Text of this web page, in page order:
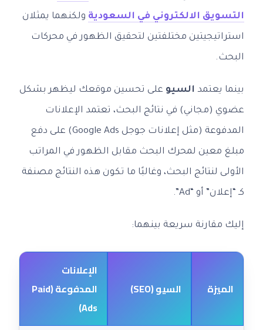
التسويق الالكتروني في السعودية ولكنهما يمثلان
استراتيجيتين مختلفتين لتحقيق الظهور في محركات
البحث.
بينما يعتمد السيو على تحسين موقعك ليظهر بشكل
عضوي (مجاني) في نتائج البحث، تعتمد الإعلانات
المدفوعة (مثل إعلانات جوجل Google Ads) على دفع
مبلغ معين لمحرك البحث مقابل الظهور في المراتب
الأولى لنتائج البحث، وغالبًا ما تكون هذه النتائج مصنفة
كـ “إعلان” أو “Ad”.
إليك مقارنة سريعة بينهما:
الميزة السيو (SEO)
الإعلانات
المدفوعة (Paid
Ads)